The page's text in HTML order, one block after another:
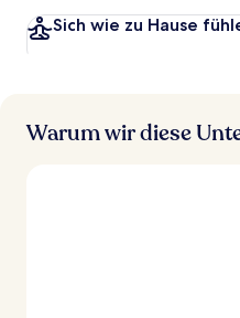
Sich wie zu Hause
Warum wir diese